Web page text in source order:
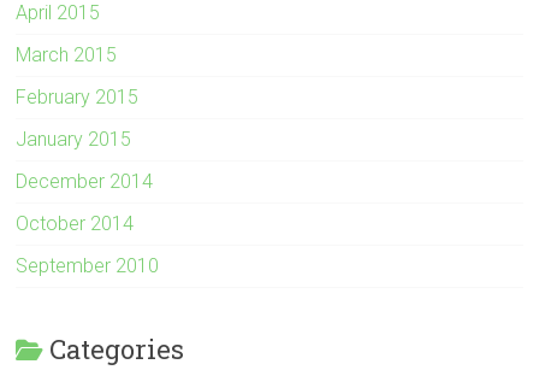
April 2015
March 2015
February 2015
January 2015
December 2014
October 2014
September 2010
Categories